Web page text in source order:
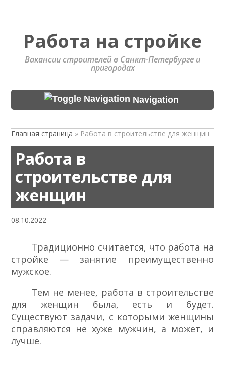
Работа на стройке
Вакансии строителей в Санкт-Петербурге и
пригородах
Navigation
Главная страница » Работа в строительстве для женщин
Работа в
строительстве для
женщин
08.10.2022
Традиционно считается, что работа на
стройке — занятие преимущественно
мужское.
Тем не менее, работа в строительстве
для женщин была, есть и будет.
Существуют задачи, с которыми женщины
справляются не хуже мужчин, а может, и
лучше.